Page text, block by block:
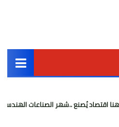
أخبار مصر
..شهر الصناعات الهندسية : حيث تتحول